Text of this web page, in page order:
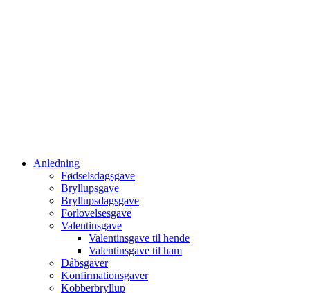
Anledning
Fødselsdagsgave
Bryllupsgave
Bryllupsdagsgave
Forlovelsesgave
Valentinsgave
Valentinsgave til hende
Valentinsgave til ham
Dåbsgaver
Konfirmationsgaver
Kobberbryllup